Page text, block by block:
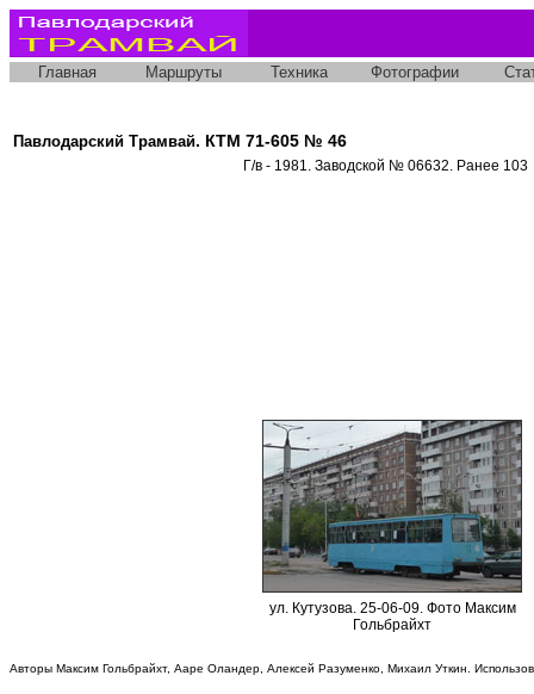
Главная Маршруты Техника Фотографии
Павлодарский Трамвай. КТМ 71-605 № 46
Г/в - 1981. Заводской № 06632. Ранее 103
ул. Кутузова. 25-06-09. Фото Максим
Гольбрайхт
Авторы Максим Гольбрайхт, Ааре Оландер, Алексей Разуменко, Михаил Уткин.